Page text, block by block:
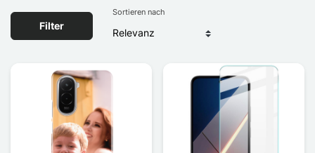
Filter
Sortieren nach